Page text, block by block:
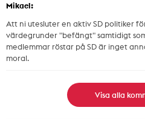
Mikael:
Att ni utesluter en aktiv SD politiker
värdegrunder "befängt" samtidigt
medlemmar röstar på SD är inget
moral.
Visa alla